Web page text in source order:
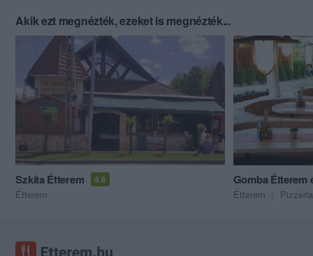
Akik ezt megnézték, ezeket is megnézték...
Szkíta Étterem 4.6
Étterem
Gomba Étterem
Étterem Pizzéria